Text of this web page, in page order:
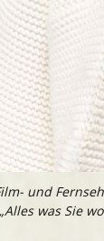
und
was Sie